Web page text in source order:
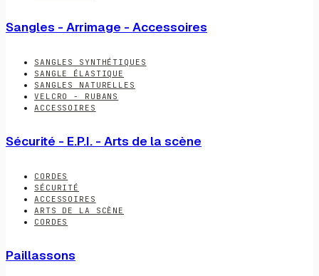
Sangles - Arrimage - Accessoires
SANGLES SYNTHÉTIQUES
SANGLE ÉLASTIQUE
SANGLES NATURELLES
VELCRO - RUBANS
ACCESSOIRES
Sécurité - E.P.I. - Arts de la scène
CORDES
SÉCURITÉ
ACCESSOIRES
ARTS DE LA SCÈNE
CORDES
Paillassons